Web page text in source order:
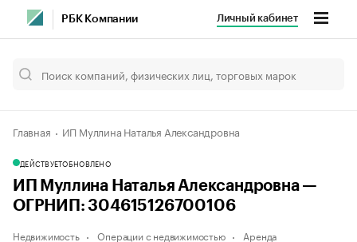
РБК Компании Личный кабинет
Главная ИП Муллина Наталья Александровна
ДЕЙСТВУЕТОБНОВЛЕНО
ИП Муллина Наталья Александровна —
ОГРНИП: 304615126700106
Недвижимость Операции с недвижимостью
Аренда